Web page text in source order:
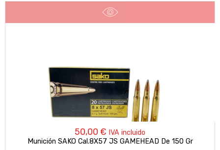
50,00 € IVA incluido
Munición SAKO Cal.8X57 JS GAMEHEAD De 150 Gr